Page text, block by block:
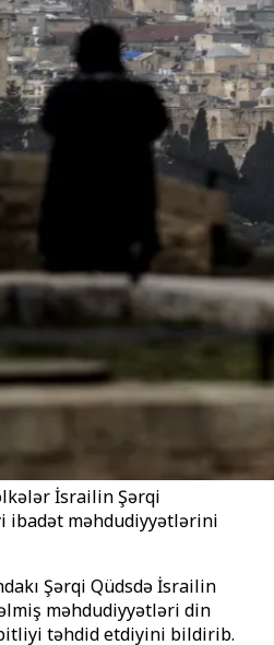
İsrailin Şərqi
ibadət məhdudiyyətlərini
Şərqi Qüdsdə İsrailin
məhdudiyyətləri din
təhdid etdiyini bildirib.